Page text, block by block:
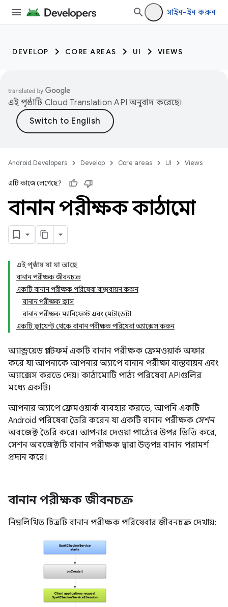
সাইন-ইন করুন
DEVELOP CORE AREAS UI VIEWS
এই পৃষ্ঠাটি Cloud Translation API অনুবাদ করেছে।
Android Developers Develop Core areas UI Views
এটি কাজে লেগেছে?
বানান পরীক্ষক কাঠামো
এই পৃষ্ঠায় যা যা আছে
বানান পরীক্ষক জীবনচক্র
একটি বানান পরীক্ষক পরিষেবা বাস্তবায়ন করুন
বানান পরীক্ষক ক্লাস
বানান পরীক্ষক ম্যানিফেস্ট এবং মেটাডেটা
একটি ক্লায়েন্ট থেকে বানান পরীক্ষক পরিষেবা অ্যাক্সেস করুন
অ্যান্ড্রয়েড প্ল্যাটফর্ম একটি বানান পরীক্ষক ফ্রেমওয়ার্ক অফার
করে যা আপনাকে আপনার অ্যাপে বানান পরীক্ষা বাস্তবায়ন এবং
অ্যাক্সেস করতে দেয়। কাঠামোটি পাঠ্য পরিষেবা APIগুলির
মধ্যে একটি।
আপনার অ্যাপে ফ্রেমওয়ার্ক ব্যবহার করতে, আপনি একটি
Android পরিষেবা তৈরি করেন যা একটি বানান পরীক্ষক সেশন
অবজেক্ট তৈরি করে। আপনার দেওয়া পাঠ্যের উপর ভিত্তি করে,
সেশন অবজেক্টটি বানান পরীক্ষক দ্বারা উত্পন্ন বানান পরামর্শ
প্রদান করে।
বানান পরীক্ষক জীবনচক্র
নিম্নলিখিত চিত্রটি বানান পরীক্ষক পরিষেবার জীবনচক্র দেখায়: